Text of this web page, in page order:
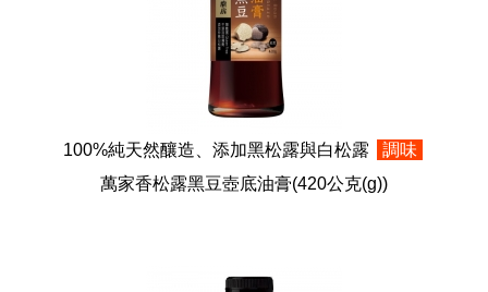
100%純天然釀造、添加黑松露與白松露
調味
萬家香松露黑豆壺底油膏(420公克(g))